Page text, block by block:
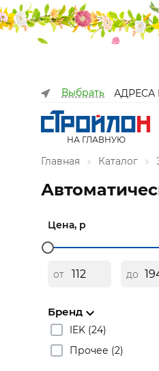
Выбрать АДРЕСА
НА ГЛАВНУЮ
Главная Каталог
Цена, р
от до
Бренд
IEK (24)
Прочее (2)